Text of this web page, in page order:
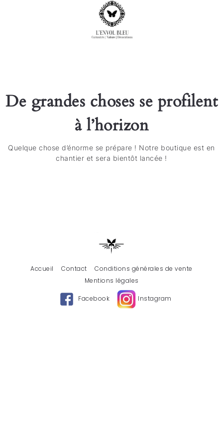
De grandes choses se profilent
à l’horizon
Quelque chose d’énorme se prépare ! Notre boutique est en
chantier et sera bientôt lancée !
Accueil Contact
Conditions générales de vente
Mentions légales
Facebook Instagram